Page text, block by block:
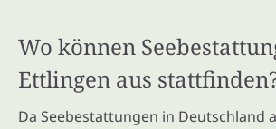
Wo können
Ettlingen aus
Da Seebestattungen in Deutschland